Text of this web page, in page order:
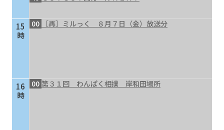
15
時
16
時
00 ［再］ミルっく ８月７日（金）放送分
00 第３１回 わんぱく相撲 岸和田場所